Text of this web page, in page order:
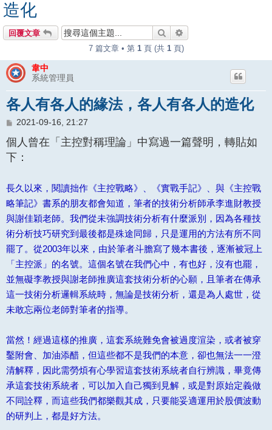
造化
回覆文章 搜尋
7 篇文章 • 第 1頁 (共 1頁)
韋中
系統管理員
各人有各人的緣法，各人有各人的造化
文
2021-09-16, 21:27
個人曾在「主控對稱理論」中寫過一篇聲明，轉貼如
下：
長久以來，閱讀拙作《主控戰略》、《實戰手記》、與《主控戰
略筆記》書系的朋友都會知道，筆者的技術分析師承李進財教授
與謝佳穎老師。我們從未強調技術分析有什麼派別，因為各種技
術分析技巧研究到最後都是殊途同歸，只是運用的方法有所不同
罷了。從2003年以來，由於筆者斗膽寫了幾本書後，逐漸被冠上
「主控派」的名號。這個名號在我們心中，有也好，沒有也罷，
並無礙李教授與謝老師推廣這套技術分析的心願，且筆者在傳承
這一技術分析邏輯系統時，無論是技術分析，還是為人處世，從
未敢忘兩位老師對筆者的指導。
當然！經過這樣的推廣，這套系統難免會被過度渲染，或者被穿
鑿附會、加油添醋，但這些都不是我們的本意，卻也無法一一澄
清解釋，因此需勞煩有心學習這套技術系統者自行辨識，畢竟傳
承這套技術系統者，可以加入自己獨到見解，或是對原始定義做
不同詮釋，而這些我們都樂觀其成，只要能妥適運用於股價波動
的研判上，都是好方法。